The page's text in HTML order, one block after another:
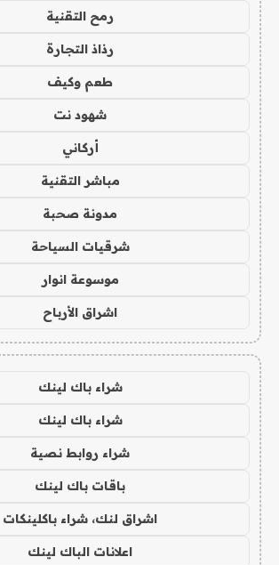
رمح التقنية
رذاذ التجارة
طعم وكيف
شهود نت
أركاني
مباشر التقنية
مدونة صحبة
شرقيات السياحة
موسوعة انوار
اشراق الأرباح
شراء باك لينك
شراء باك لينك
شراء روابط نصية
باقات باك لينك
اشراق لنك، شراء باكلينكات
اعلانات الباك لينك